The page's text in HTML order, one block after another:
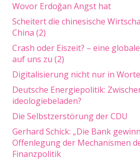
Wovor Erdoğan Angst hat
Scheitert die chinesische
China (2)
Crash oder Eiszeit? – eine
auf uns zu (2)
Digitalisierung nicht nur in
Deutsche Energiepolitik:
ideologiebeladen?
Die Selbstzerstörung der CDU
Gerhard Schick: „Die Bank
Offenlegung der Mechanismen
Finanzpolitik